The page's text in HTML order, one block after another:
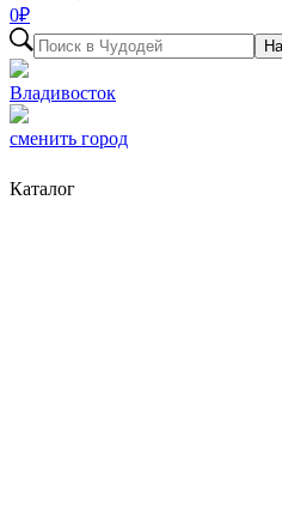
0₽
Владивосток
сменить город
Каталог